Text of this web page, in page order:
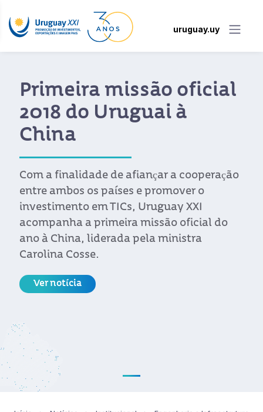
uruguay.uy
Primeira missão oficial
2018 do Uruguai à
China
Com a finalidade de afiançar a cooperação
entre ambos os países e promover o
investimento em TICs, Uruguay XXI
acompanha a primeira missão oficial do
ano à China, liderada pela ministra
Carolina Cosse.
Ver notícia